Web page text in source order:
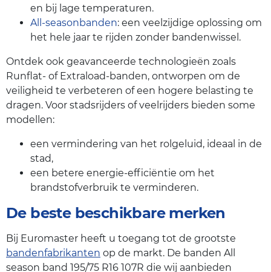
en bij lage temperaturen.
All-seasonbanden: een veelzijdige oplossing om
het hele jaar te rijden zonder bandenwissel.
Ontdek ook geavanceerde technologieën zoals
Runflat- of Extraload-banden, ontworpen om de
veiligheid te verbeteren of een hogere belasting te
dragen. Voor stadsrijders of veelrijders bieden some
modellen:
een vermindering van het rolgeluid, ideaal in de
stad,
een betere energie-efficiëntie om het
brandstofverbruik te verminderen.
De beste beschikbare merken
Bij Euromaster heeft u toegang tot de grootste
bandenfabrikanten op de markt. De banden All
season band 195/75 R16 107R die wij aanbieden